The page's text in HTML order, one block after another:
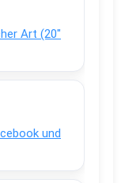
Art (20″
und